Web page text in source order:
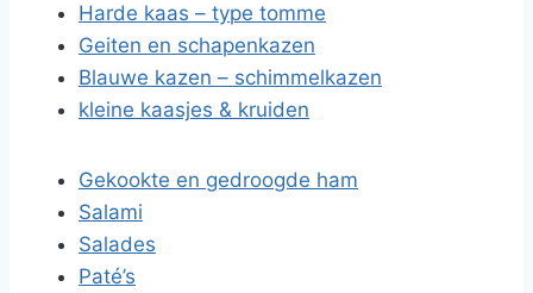
Harde kaas – type tomme
Geiten en schapenkazen
Blauwe kazen – schimmelkazen
kleine kaasjes & kruiden
Gekookte en gedroogde ham
Salami
Salades
Paté’s